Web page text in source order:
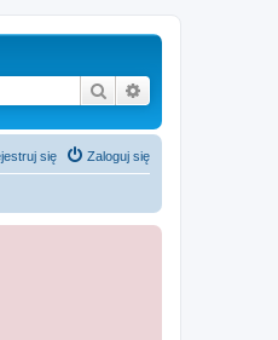
Szukaj
Zaloguj się
się